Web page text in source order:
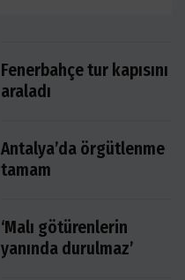
Fenerbahçe tur kapısını
araladı
Antalya’da örgütlenme
tamam
‘Malı götürenlerin
yanında durulmaz’